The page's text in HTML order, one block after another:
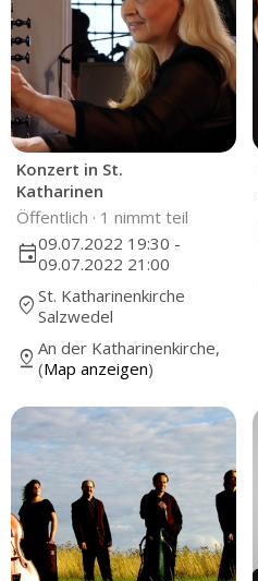
Konzert in St.
Katharinen
Öffentlich · 1 nimmt teil
event09.07.2022 19:30 -
09.07.2022 21:00
where_to_vote St. Katharinenkirche
Salzwedel
pin_drop An der Katharinenkirche,
(Map anzeigen)